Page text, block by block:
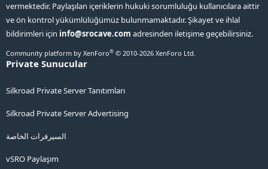
vermektedir. Paylaşılan içeriklerin hukuki sorumluluğu kullanıcılara aittir
ve ön kontrol yükümlülüğümüz bulunmamaktadır. Şikayet ve ihlal
bildirimleri için info@srocave.com adresinden iletişime geçebilirsiniz.
Community platform by XenForo® © 2010-2026 XenForo Ltd.
Private Sunucular
Silkroad Private Server Tanıtımları
Silkroad Private Server Advertising
السيرفرات الخاصة
vSRO Paylaşım